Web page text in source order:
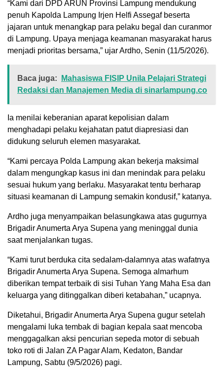
“Kami dari DPD ARUN Provinsi Lampung mendukung
penuh Kapolda Lampung Irjen Helfi Assegaf beserta
jajaran untuk menangkap para pelaku begal dan curanmor
di Lampung. Upaya menjaga keamanan masyarakat harus
menjadi prioritas bersama,” ujar Ardho, Senin (11/5/2026).
Baca juga:
Mahasiswa FISIP Unila Pelajari Strategi
Redaksi dan Manajemen Media di sinarlampung.co
Ia menilai keberanian aparat kepolisian dalam
menghadapi pelaku kejahatan patut diapresiasi dan
didukung seluruh elemen masyarakat.
“Kami percaya Polda Lampung akan bekerja maksimal
dalam mengungkap kasus ini dan menindak para pelaku
sesuai hukum yang berlaku. Masyarakat tentu berharap
situasi keamanan di Lampung semakin kondusif,” katanya.
Ardho juga menyampaikan belasungkawa atas gugurnya
Brigadir Anumerta Arya Supena yang meninggal dunia
saat menjalankan tugas.
“Kami turut berduka cita sedalam-dalamnya atas wafatnya
Brigadir Anumerta Arya Supena. Semoga almarhum
diberikan tempat terbaik di sisi Tuhan Yang Maha Esa dan
keluarga yang ditinggalkan diberi ketabahan,” ucapnya.
Diketahui, Brigadir Anumerta Arya Supena gugur setelah
mengalami luka tembak di bagian kepala saat mencoba
menggagalkan aksi pencurian sepeda motor di sebuah
toko roti di Jalan ZA Pagar Alam, Kedaton, Bandar
Lampung, Sabtu (9/5/2026) pagi.